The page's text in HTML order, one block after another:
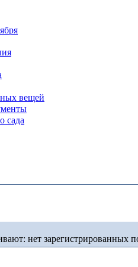
вещей
сада
нет зарегистрированных